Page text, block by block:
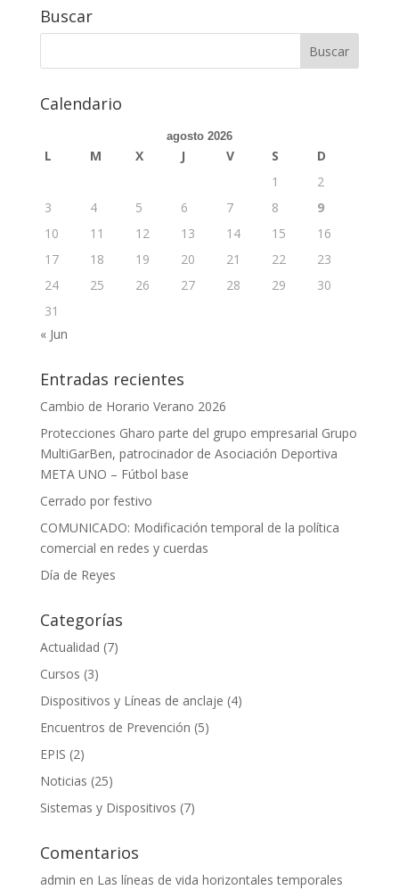
Buscar
Calendario
agosto 2026
L M X J V S
D
1
2
3
4 5 6 7 8
9
10
11 12 13 14 15
16
17
18 19 20 21 22
23
24
25 26 27 28 29
30
31
« Jun
Entradas recientes
Cambio de Horario Verano 2026
Protecciones Gharo parte del grupo empresarial Grupo
MultiGarBen, patrocinador de Asociación Deportiva
META UNO – Fútbol base
Cerrado por festivo
COMUNICADO: Modificación temporal de la política
comercial en redes y cuerdas
Día de Reyes
Categorías
Actualidad (7)
Cursos (3)
Dispositivos y Líneas de anclaje (4)
Encuentros de Prevención (5)
EPIS (2)
Noticias (25)
Sistemas y Dispositivos (7)
Comentarios
admin en Las líneas de vida horizontales temporales